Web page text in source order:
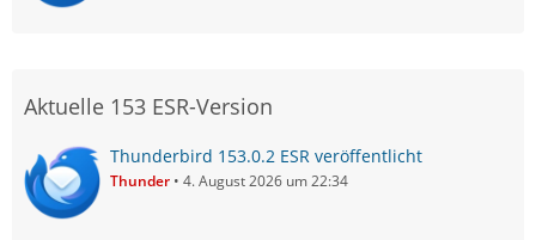
Aktuelle 153 ESR-Version
Thunderbird 153.0.2 ESR veröffentlicht
Thunder 4. August 2026 um 22:34